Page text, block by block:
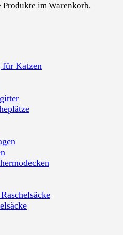
im Warenkorb.
für Katzen